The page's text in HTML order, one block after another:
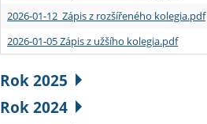
2026-01-12 Zápis z rozšířeného kolegia.pdf
2026-01-05 Zápis z užšího kolegia.pdf
Rok 2025
Rok 2024